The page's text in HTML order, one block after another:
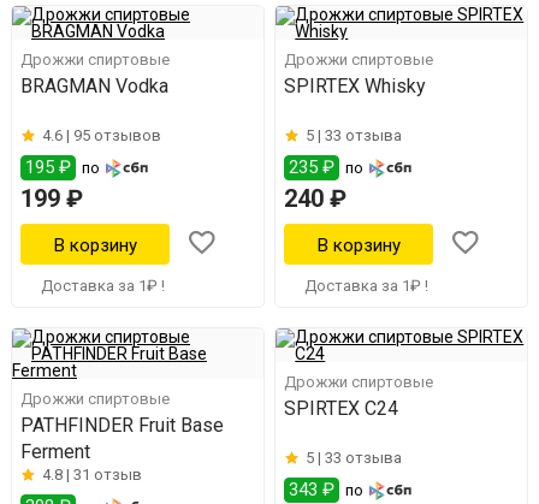
Дрожжи спиртовые
BRAGMAN Vodka
4.6 | 95 отзывов
195 ₽ по
199 ₽
Доставка за 1₽ !
Дрожжи спиртовые
SPIRTEX Whisky
5 |33 отзыва
235 ₽ по
240 ₽
Доставка за 1₽ !
Дрожжи спиртовые
PATHFINDER Fruit Base
Ferment
4.8 | 31 отзыв
Дрожжи спиртовые
SPIRTEX C24
5 |33 отзыва
343 ₽ по